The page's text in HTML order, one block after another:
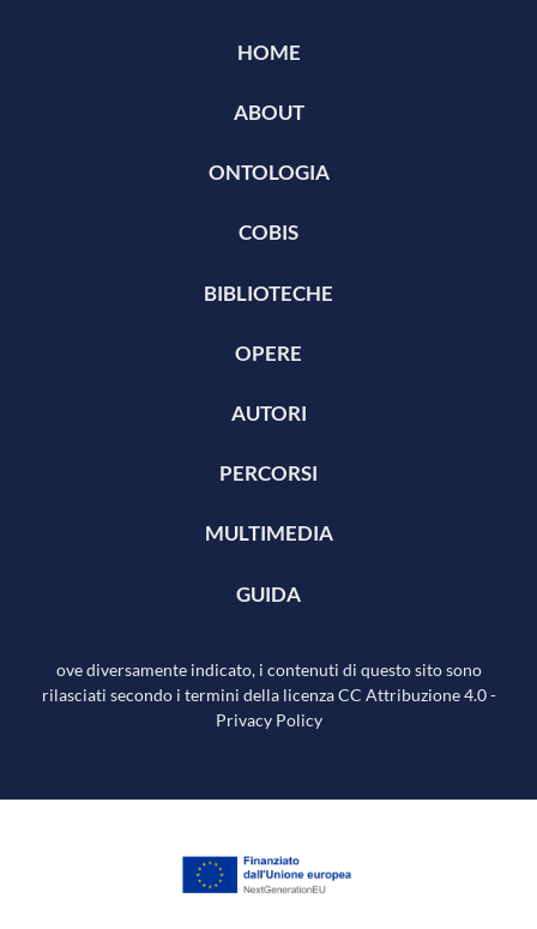
HOME
ABOUT
ONTOLOGIA
COBIS
BIBLIOTECHE
OPERE
AUTORI
PERCORSI
MULTIMEDIA
GUIDA
ove diversamente indicato, i contenuti di questo sito sono
rilasciati secondo i termini della licenza CC Attribuzione 4.0-
Privacy Policy